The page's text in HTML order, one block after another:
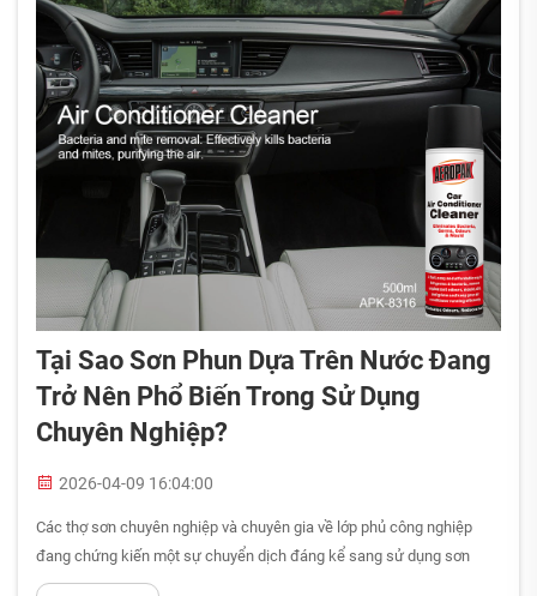
Tại Sao Sơn Phun Dựa Trên Nước Đang
Trở Nên Phổ Biến Trong Sử Dụng
Chuyên Nghiệp?
2026-04-09 16:04:00
Các thợ sơn chuyên nghiệp và chuyên gia về lớp phủ công nghiệp
đang chứng kiến một sự chuyển dịch đáng kể sang sử dụng sơn
phun dựa trên nước trong nhiều lĩnh vực, từ hoàn thiện lại xe ô tô đến